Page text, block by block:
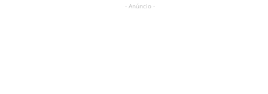
- Anúncio -